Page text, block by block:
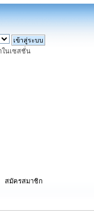
ในเซสชั่น
สมัครสมาชิก